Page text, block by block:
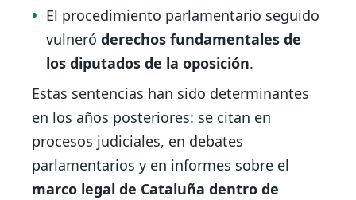
El procedimiento parlamentario seguido
vulneróderechos fundamentales de
los diputados de la oposición.
Estas sentencias han sido determinantes
en los años posteriores: se citan en
procesos judiciales, en debates
parlamentarios y en informes sobre el
marco legal de Cataluña dentro de